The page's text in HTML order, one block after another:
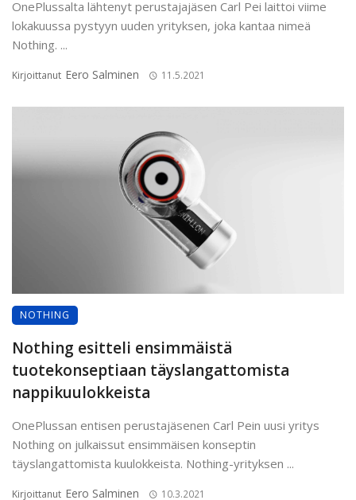
OnePlussalta lähtenyt perustajajäsen Carl Pei laittoi viime
lokakuussa pystyyn uuden yrityksen, joka kantaa nimeä
Nothing. ...
Kirjoittanut Eero Salminen 11.5.2021
NOTHING
Nothing esitteli ensimmäistä
tuotekonseptiaan täyslangattomista
nappikuulokkeista
OnePlussan entisen perustajäsenen Carl Pein uusi yritys
Nothing on julkaissut ensimmäisen konseptin
täyslangattomista kuulokkeista. Nothing-yrityksen ...
Kirjoittanut Eero Salminen 10.3.2021